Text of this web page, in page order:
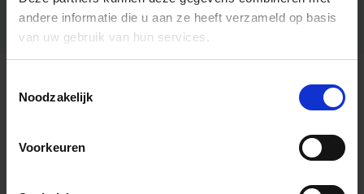
andere informatie die u aan ze heeft verzameld op basis
van uw gebruik van hun services.
Noodzakelijk
Voorkeuren
Algemene informatie